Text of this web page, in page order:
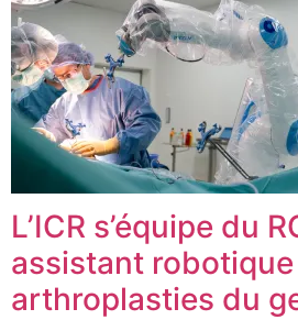
L’ICR s’équipe du
assistant
arthroplasties du